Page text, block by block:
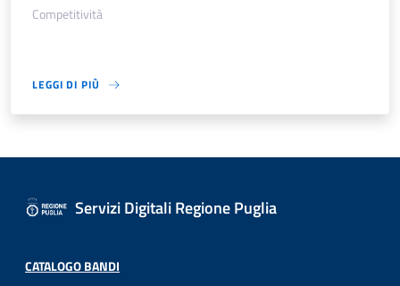
Competitività
LEGGI DI PIÙ
Servizi Digitali Regione Puglia
CATALOGO BANDI